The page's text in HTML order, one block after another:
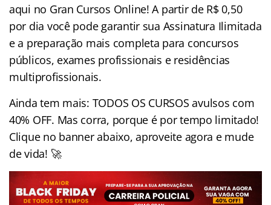
aqui no Gran Cursos Online! A partir de R$ 0,50
por dia você pode garantir sua Assinatura Ilimitada
e a preparação mais completa para concursos
públicos, exames profissionais e residências
multiprofissionais.
Ainda tem mais: TODOS OS CURSOS avulsos com
40% OFF. Mas corra, porque é por tempo limitado!
Clique no banner abaixo, aproveite agora e mude
de vida! 🚀